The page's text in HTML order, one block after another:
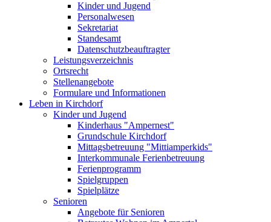
Kinder und Jugend
Personalwesen
Sekretariat
Standesamt
Datenschutzbeauftragter
Leistungsverzeichnis
Ortsrecht
Stellenangebote
Formulare und Informationen
Leben in Kirchdorf
Kinder und Jugend
Kinderhaus "Ampernest"
Grundschule Kirchdorf
Mittagsbetreuung "Mittiamperkids"
Interkommunale Ferienbetreuung
Ferienprogramm
Spielgruppen
Spielplätze
Senioren
Angebote für Senioren